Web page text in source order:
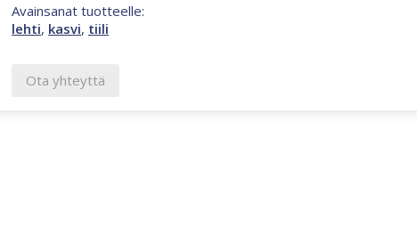
Avainsanat tuotteelle:
lehti, kasvi, tiili
Ota yhteyttä